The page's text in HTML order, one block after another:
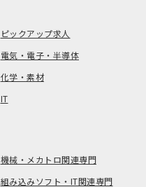
ピックアップ求人
電気・電子・半導体
化学・素材
IT
機械・メカトロ関連専門
組み込みソフト・IT関連専門